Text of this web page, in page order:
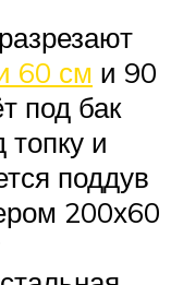
60 см и 90
под бак
и
поддув
200х60